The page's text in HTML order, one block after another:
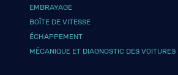
EMBRAYAGE
BOÎTE DE VITESSE
ÉCHAPPEMENT
MÉCANIQUE ET DIAGNOSTIC DES